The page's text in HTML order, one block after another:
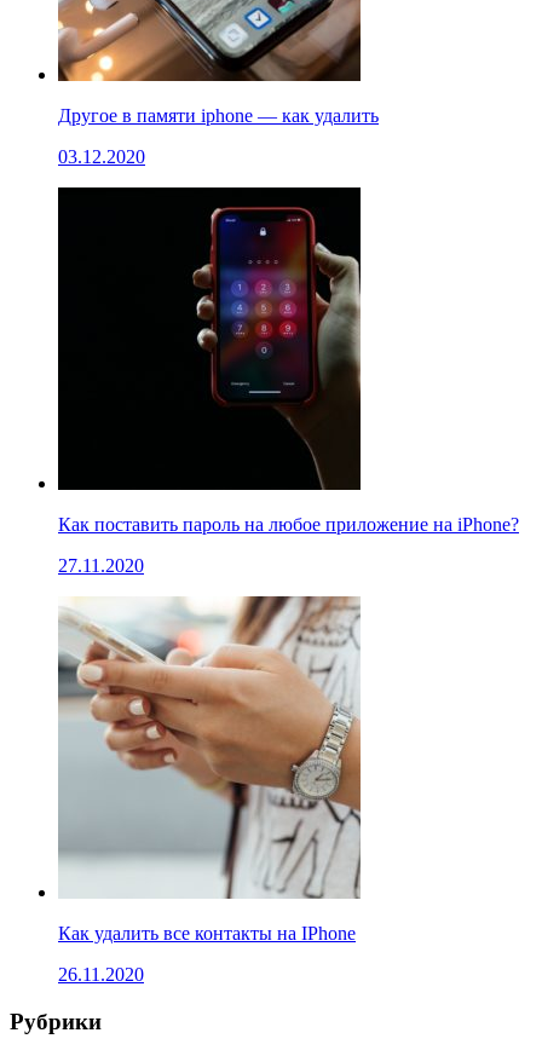
Другое в памяти iphone — как удалить
03.12.2020
Как поставить пароль на любое приложение на iPhone?
27.11.2020
Как удалить все контакты на IPhone
26.11.2020
Рубрики